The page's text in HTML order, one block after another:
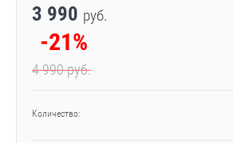
3 990 руб.
-21%
4 990руб.
Количество: